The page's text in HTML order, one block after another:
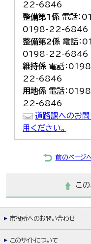
22-6846
整備第1係 電話：
0198-22-6846
整備第2係 電話：
0198-22-6846
維持係 電話：
22-6846
用地係 電話：
22-6846
道路課へのお問
用ください。
前のページ
こ
市役所へのお問い合わせ
このサイトについて